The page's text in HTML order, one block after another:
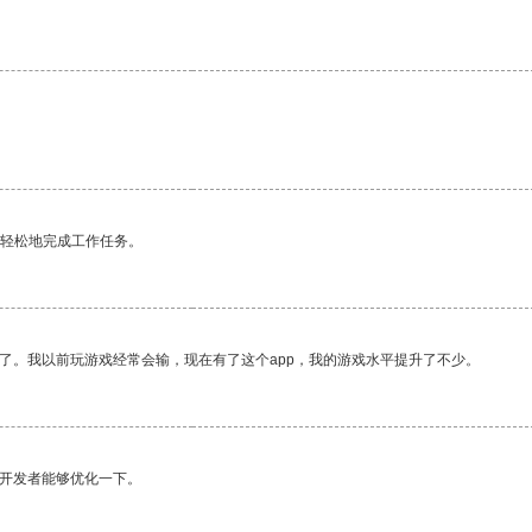
松地完成工作任务。
我以前玩游戏经常会输，现在有了这个app，我的游戏水平提升了不少。
发者能够优化一下。